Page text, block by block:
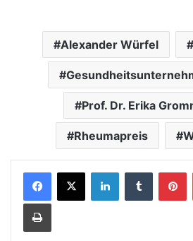
Alexander Würfel
Prof. Dr. Erika
Rheumapreis